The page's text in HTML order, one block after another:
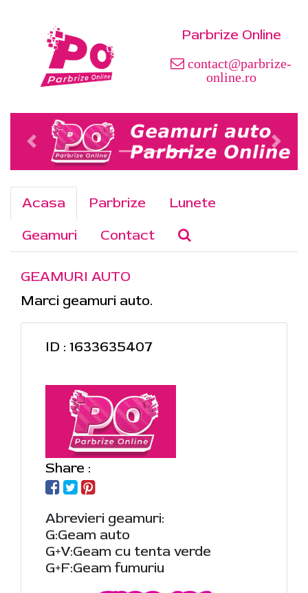
Parbrize Online
contact@parbrize-
online.ro
Acasa Parbrize
Lunete
Geamuri
Contact
GEAMURI AUTO
Marci geamuri auto.
ID : 1633635407
Share :
Abrevieri geamuri:
G:Geam auto
G+V:Geam cu tenta verde
G+F:Geam fumuriu